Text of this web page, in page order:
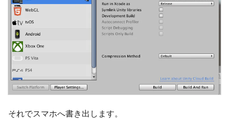
それでスマホへ書き出します。